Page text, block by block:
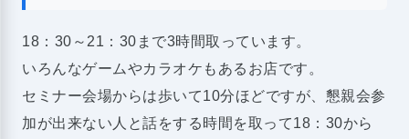
18：30～21：30まで3時間取っています。
いろんなゲームやカラオケもあるお店です。
セミナー会場からは歩いて10分ほどですが、懇親会参
加が出来ない人と話をする時間を取って18：30から